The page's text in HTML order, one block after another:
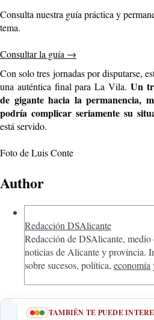
Consulta nuestra guía práctica y
tema.
Consultar la guía →
Con solo tres jornadas por disputarse,
una auténtica final para La Vila. Un
de gigante hacia la permanencia,
podría complicar seriamente su
está servido.
Foto de Luis Conte
Author
Redacción DSAlicante
Redacción de DSAlicante, medio
noticias de Alicante y provincia.
sobre sucesos, política, economía
TAMBIÉN TE PUEDE